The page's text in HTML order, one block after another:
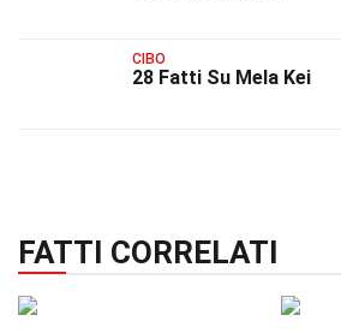
CIBO
28 Fatti Su Mela Kei
FATTI CORRELATI